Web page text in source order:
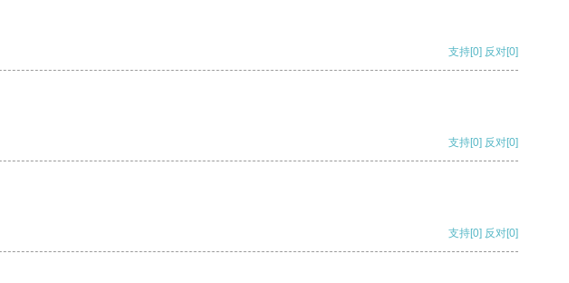
支持[0] 反对[0]
支持[0] 反对[0]
支持[0] 反对[0]